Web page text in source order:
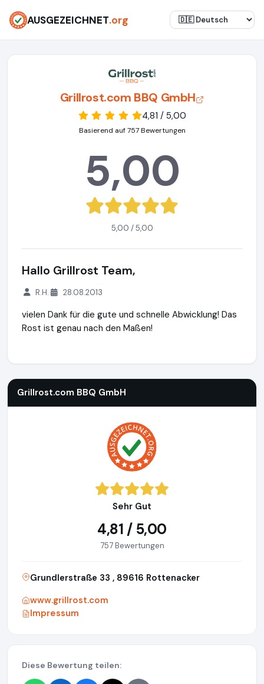
AUSGEZEICHNET.org
Grillrost.com BBQ GmbH
4,81 / 5,00
Basierend auf 757 Bewertungen
5,00
5,00 / 5,00
Hallo Grillrost Team,
R.H. 28.08.2013
vielen Dank für die gute und schnelle Abwicklung! Das
Rost ist genau nach den Maßen!
Grillrost.com BBQ GmbH
Sehr Gut
4,81 / 5,00
757 Bewertungen
Grundlerstraße 33 , 89616 Rottenacker
www.grillrost.com
Impressum
Diese Bewertung teilen: